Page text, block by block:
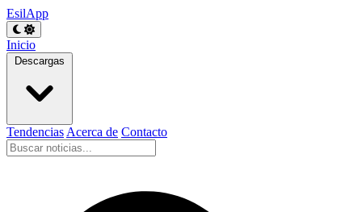
EsilApp
Inicio
Descargas
Tendencias Acerca de Contacto